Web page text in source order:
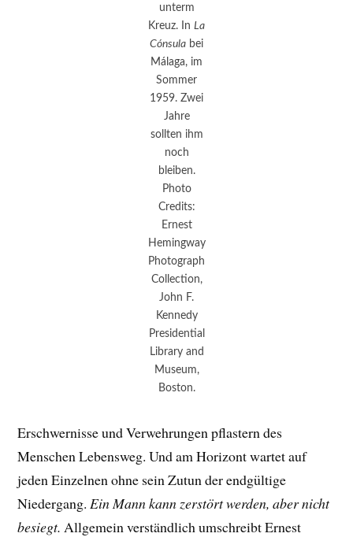
unterm
Kreuz. In La
Cónsula bei
Málaga, im
Sommer
1959. Zwei
Jahre
sollten ihm
noch
bleiben.
Photo
Credits:
Ernest
Hemingway
Photograph
Collection,
John F.
Kennedy
Presidential
Library and
Museum,
Boston.
Erschwernisse und Verwehrungen pflastern des
Menschen Lebensweg. Und am Horizont wartet auf
jeden Einzelnen ohne sein Zutun der endgültige
Niedergang. Ein Mann kann zerstört werden, aber nicht
besiegt. Allgemein verständlich umschreibt Ernest